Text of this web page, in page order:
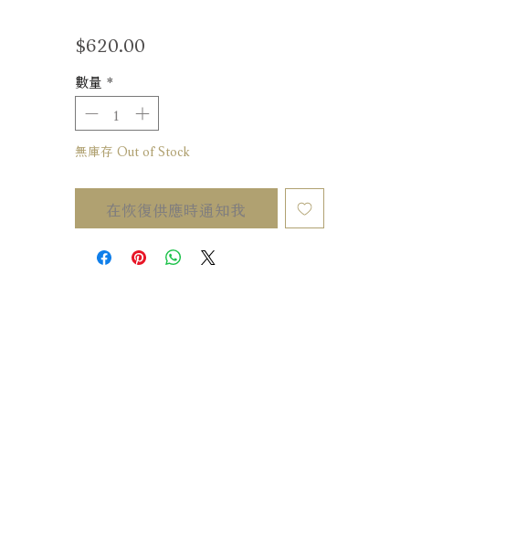
$620.00價
數量 *
無庫存 Out of Stock
在恢復供應時通知我